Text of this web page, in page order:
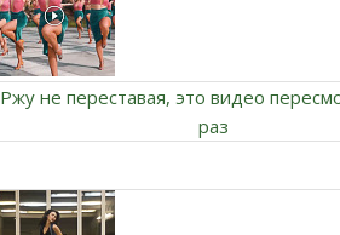
Ржу не переставая, это видео
раз